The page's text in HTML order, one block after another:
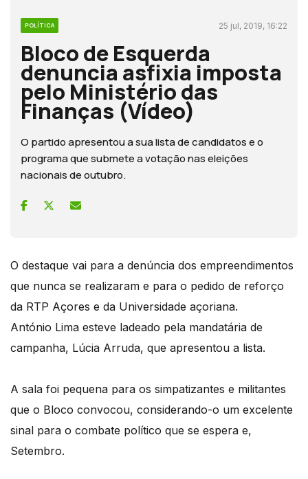
POLÍTICA 25 jul, 2019, 16:22
Bloco de Esquerda
denuncia asfixia imposta
pelo Ministério das
Finanças (Vídeo)
O partido apresentou a sua lista de candidatos e o
programa que submete a votação nas eleições
nacionais de outubro.
O destaque vai para a denúncia dos empreendimentos
que nunca se realizaram e para o pedido de reforço
da RTP Açores e da Universidade açoriana.
António Lima esteve ladeado pela mandatária de
campanha, Lúcia Arruda, que apresentou a lista.
A sala foi pequena para os simpatizantes e militantes
que o Bloco convocou, considerando-o um excelente
sinal para o combate político que se espera e,
Setembro.